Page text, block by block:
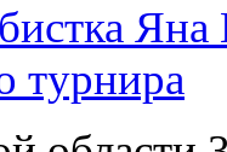
Яна
турнира